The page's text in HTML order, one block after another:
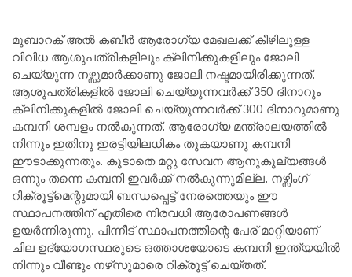
മുബാറക് അൽ കബീർ ആരോഗ്യ മേഖലക്ക്‌ കീഴിലുള്ള
വിവിധ ആശുപത്രികളിലും ക്ലിനിക്കുകളിലും ജോലി
ചെയ്യുന്ന നഴ്സുമാർക്കാണു ജോലി നഷ്ടമായിരിക്കുന്നത്‌.
ആശുപത്രികളിൽ ജോലി ചെയ്യുന്നവർക്ക്‌ 350 ദിനാറും
ക്ലിനിക്കുകളിൽ ജോലി ചെയ്യുന്നവർക്ക്‌ 300 ദിനാറുമാണു
കമ്പനി ശമ്പളം നൽകുന്നത്‌. ആരോഗ്യ മന്ത്രാലയത്തിൽ
നിന്നും ഇതിനു ഇരട്ടിയിലധികം തുകയാണു കമ്പനി
ഈടാക്കുന്നതും. കൂടാതെ മറ്റു സേവന ആനുകൂല്യങ്ങൾ
ഒന്നും തന്നെ കമ്പനി ഇവർക്ക് നൽകുന്നുമില്ല. നഴ്സിംഗ്
റിക്രൂട്ട്മെന്റുമായി ബന്ധപ്പെട്ട് നേരത്തെയും ഈ
സ്ഥാപനത്തിന് എതിരെ നിരവധി ആരോപണങ്ങൾ
ഉയർന്നിരുന്നു. പിന്നീട് സ്ഥാപനത്തിന്റെ പേര് മാറ്റിയാണ്
ചില ഉദ്യോഗസ്ഥരുടെ ഒത്താശയോടെ കമ്പനി ഇന്ത്യയിൽ
നിന്നും വീണ്ടും നഴ്‌സുമാരെ റിക്രൂട്ട് ചെയ്തത്.